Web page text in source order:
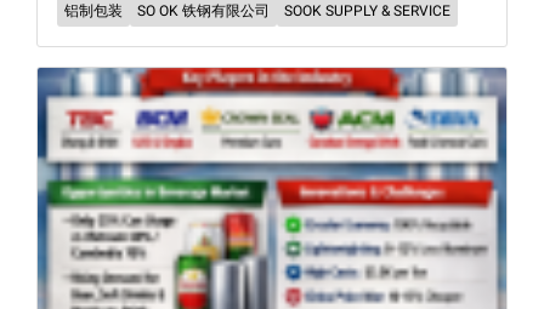
铝制包装 SO OK 铁钢有限公司 SOOK SUPPLY & SERVICE